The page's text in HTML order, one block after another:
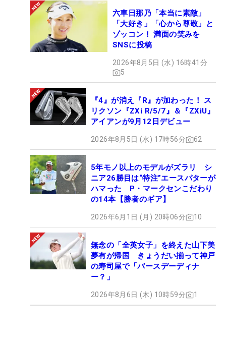
六車日那乃「本当に素敵」
「大好き」「心から尊敬」と
ゾッコン！ 満面の笑みを
SNSに投稿
2026年8月5日 (水) 16時41分
5
『4』が消え『R』が加わった！ ス
リクソン『ZXi R/5/7』＆『ZXiU』
アイアンが9月12日デビュー
2026年8月5日 (水) 17時56分 62
5年モノ以上のモデルがズラリ シ
ニア26勝目は“特注”エースパターが
ハマった P・マークセンこだわり
の14本【勝者のギア】
2026年6月1日 (月) 20時06分 10
無念の「全英女子」を終えた山下美
夢有が帰国 きょうだい揃って神戸
の寿司屋で「バースデーディナ
ー？」
2026年8月6日 (木) 10時59分 1